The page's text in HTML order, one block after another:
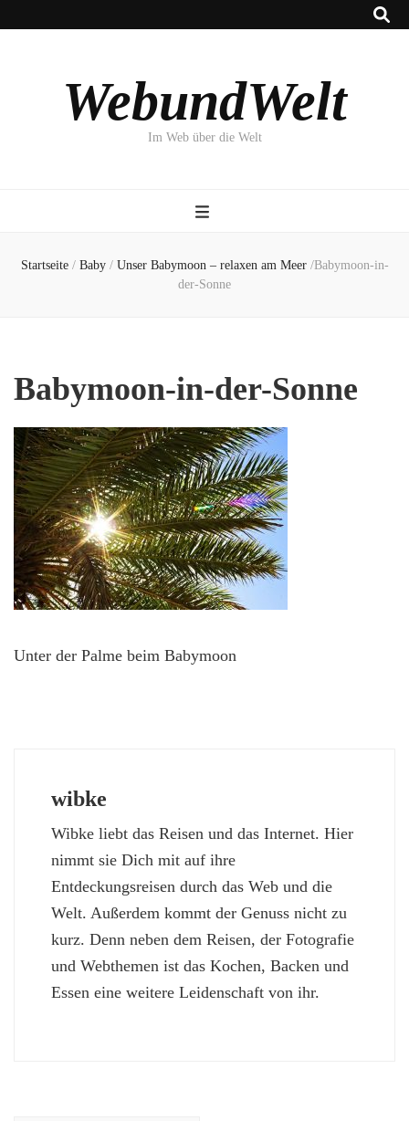
WebundWelt
Im Web über die Welt
Startseite / Baby / Unser Babymoon – relaxen am Meer /Babymoon-in-
der-Sonne
Babymoon-in-der-Sonne
Unter der Palme beim Babymoon
wibke
Wibke liebt das Reisen und das Internet. Hier
nimmt sie Dich mit auf ihre
Entdeckungsreisen durch das Web und die
Welt. Außerdem kommt der Genuss nicht zu
kurz. Denn neben dem Reisen, der Fotografie
und Webthemen ist das Kochen, Backen und
Essen eine weitere Leidenschaft von ihr.